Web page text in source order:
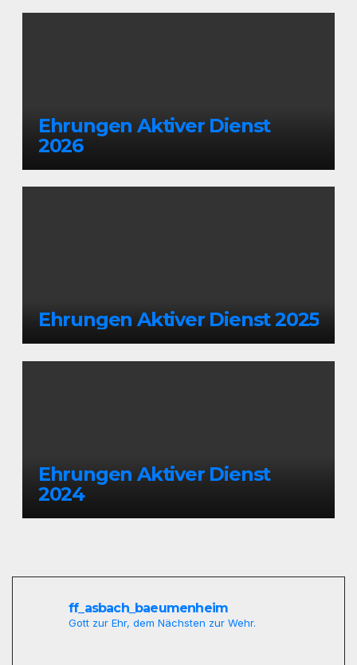
Ehrungen Aktiver Dienst
2026
Ehrungen Aktiver Dienst 2025
Ehrungen Aktiver Dienst
2024
ff_asbach_baeumenheim
Gott zur Ehr, dem Nächsten zur Wehr.